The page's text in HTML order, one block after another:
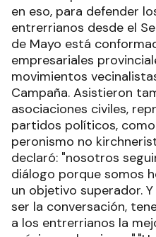
en eso, para defender
entrerrianos desde el
de Mayo está
empresariales
movimientos
Campaña. Asistieron
asociaciones civiles,
partidos políticos,
peronismo no
declaró: "nosotros
diálogo porque somos
un objetivo superador.
ser la conversación,
a los entrerrianos la